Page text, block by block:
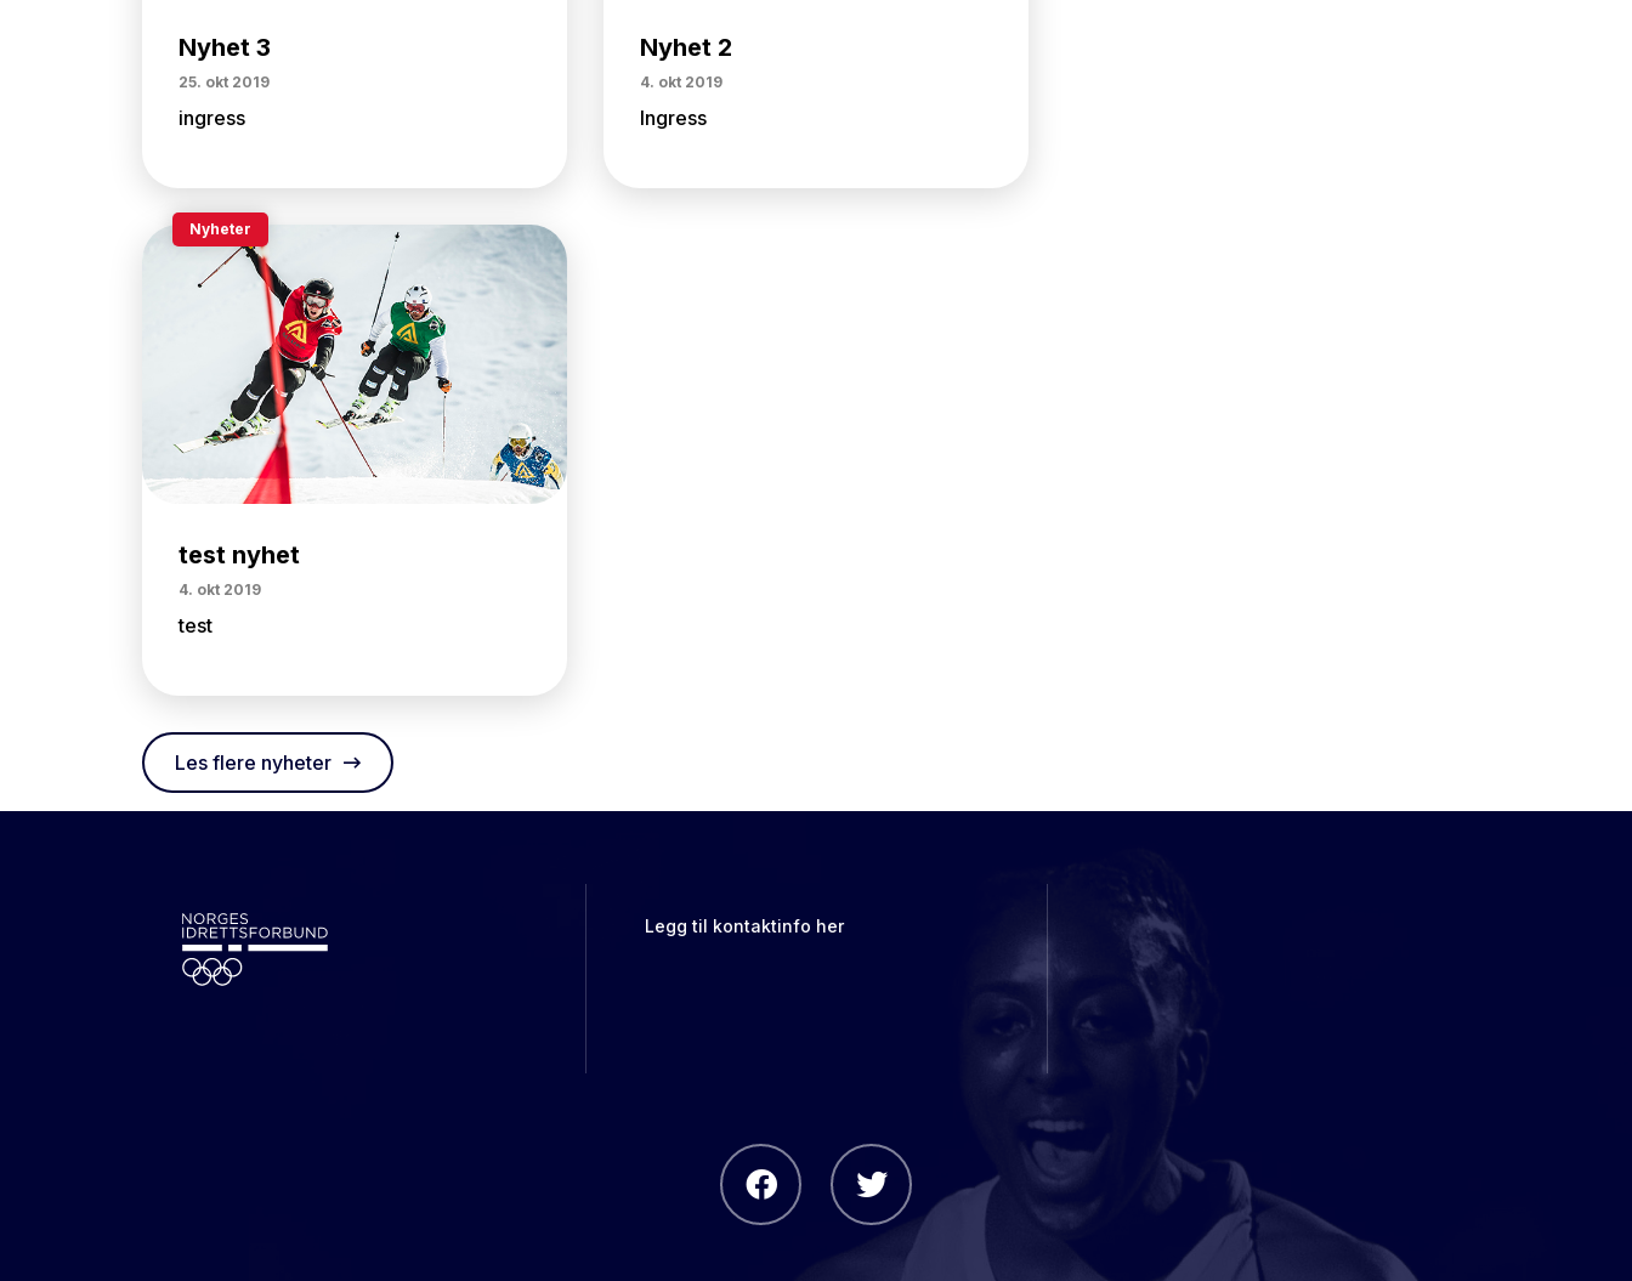
Nyhet 3
25. okt 2019
ingress
Nyhet 2
4. okt 2019
Ingress
test nyhet
4. okt 2019
test
Nyheter
Les flere nyheter
Legg til kontaktinfo her